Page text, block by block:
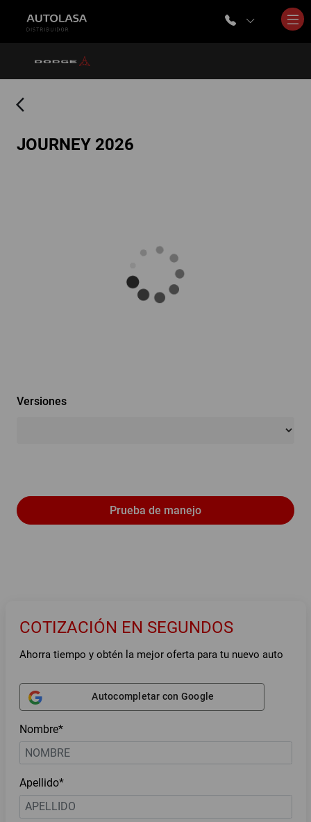
JOURNEY 2026
arrow_back_ios
Versiones
Prueba de manejo
COTIZACIÓN EN SEGUNDOS
Ahorra tiempo y obtén la mejor oferta para tu nuevo auto
Autocompletar con Google
Nombre*
Apellido*